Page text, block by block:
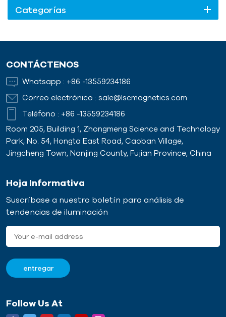
Categorías
CONTÁCTENOS
Whatsapp : +86 -13559234186
Correo electrónico : sale@lscmagnetics.com
Teléfono : +86 -13559234186
Room 205, Building 1, Zhongmeng Science and Technology
Park, No. 54, Hongta East Road, Caoban Village,
Jingcheng Town, Nanjing County, Fujian Province, China
Hoja Informativa
Suscríbase a nuestro boletín para análisis de
tendencias de iluminación
Follow Us At